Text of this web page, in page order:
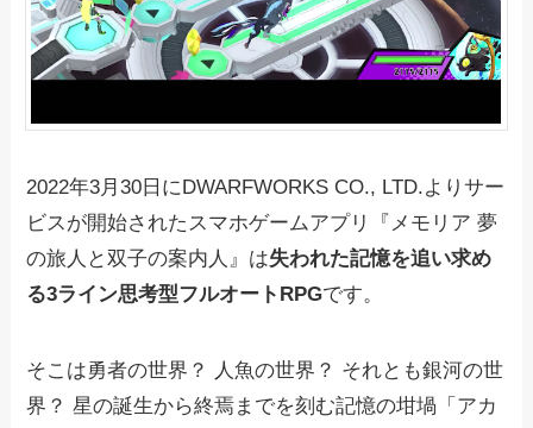
2022年3月30日にDWARFWORKS CO., LTD.よりサー
ビスが開始されたスマホゲームアプリ『メモリア 夢
の旅人と双子の案内人』は失われた記憶を追い求め
る3ライン思考型フルオートRPGです。
そこは勇者の世界？ 人魚の世界？ それとも銀河の世
界？ 星の誕生から終焉までを刻む記憶の坩堝「アカ